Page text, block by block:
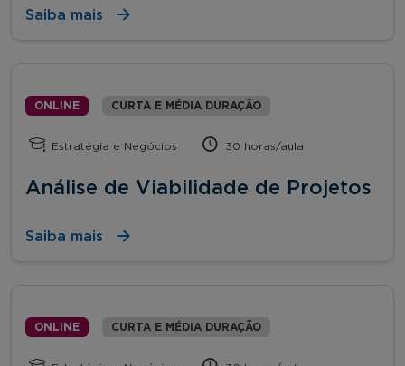
Saiba mais
ONLINE CURTA E MÉDIA DURAÇÃO
Estratégia e Negócios 30 horas/aula
Análise de Viabilidade de Projetos
Saiba mais
ONLINE CURTA E MÉDIA DURAÇÃO